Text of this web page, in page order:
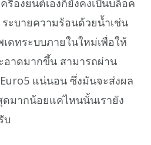
องยนต์เองก็ยังคงเป็นบล็อค
ระบายความร้อนด้วยน้ำเช่น
ดทระบบภายในใหม่เพื่อให้
อาดมากขึ้น สามารถผ่าน
แน่นอน ซึ่งมันจะส่งผล
ดมากน้อยแค่ไหนนั้นเรายัง
บ